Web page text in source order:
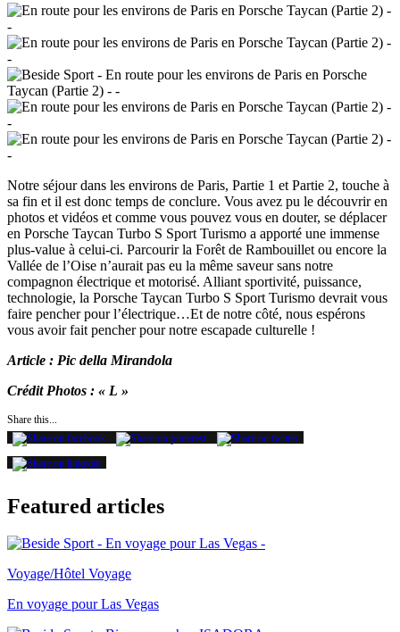
Notre séjour dans les environs de Paris, Partie 1 et Partie 2, touche à
sa fin et il est donc temps de conclure. Vous avez pu le découvrir en
photos et vidéos et comme vous pouvez vous en douter, se déplacer
en Porsche Taycan Turbo S Sport Turismo a apporté une immense
plus-value à celui-ci. Parcourir la Forêt de Rambouillet ou encore la
Vallée de l’Oise n’aurait pas eu la même saveur sans notre
compagnon électrique et motorisé. Alliant sportivité, puissance,
technologie, la Porsche Taycan Turbo S Sport Turismo devrait vous
faire pencher pour l’électrique…Et de notre côté, nous espérons
vous avoir fait pencher pour notre escapade culturelle !
Article : Pic della Mirandola
Crédit Photos : « L »
Share this...
Featured articles
Voyage/Hôtel Voyage
En voyage pour Las Vegas